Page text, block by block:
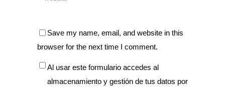
Save my name, email, and website in this
browser for the next time I comment.
Al usar este formulario accedes al
almacenamiento y gestión de tus datos por